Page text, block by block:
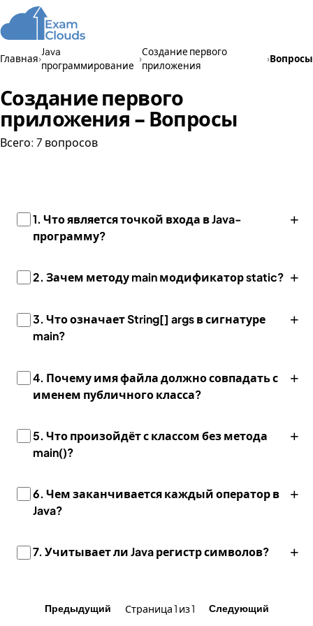
Главная›
Java
программирование
›
Создание первого
приложения
›Вопросы
Создание первого
приложения - Вопросы
Всего: 7 вопросов
1. Что является точкой входа в Java-
программу?
+
2. Зачем методу main модификатор static? +
3. Что означает String[] args в сигнатуре
main?
+
4. Почему имя файла должно совпадать с
именем публичного класса?
+
5. Что произойдёт с классом без метода
main()?
+
6. Чем заканчивается каждый оператор в
Java?
+
7. Учитывает ли Java регистр символов? +
Предыдущий Страница 1 из 1 Следующий